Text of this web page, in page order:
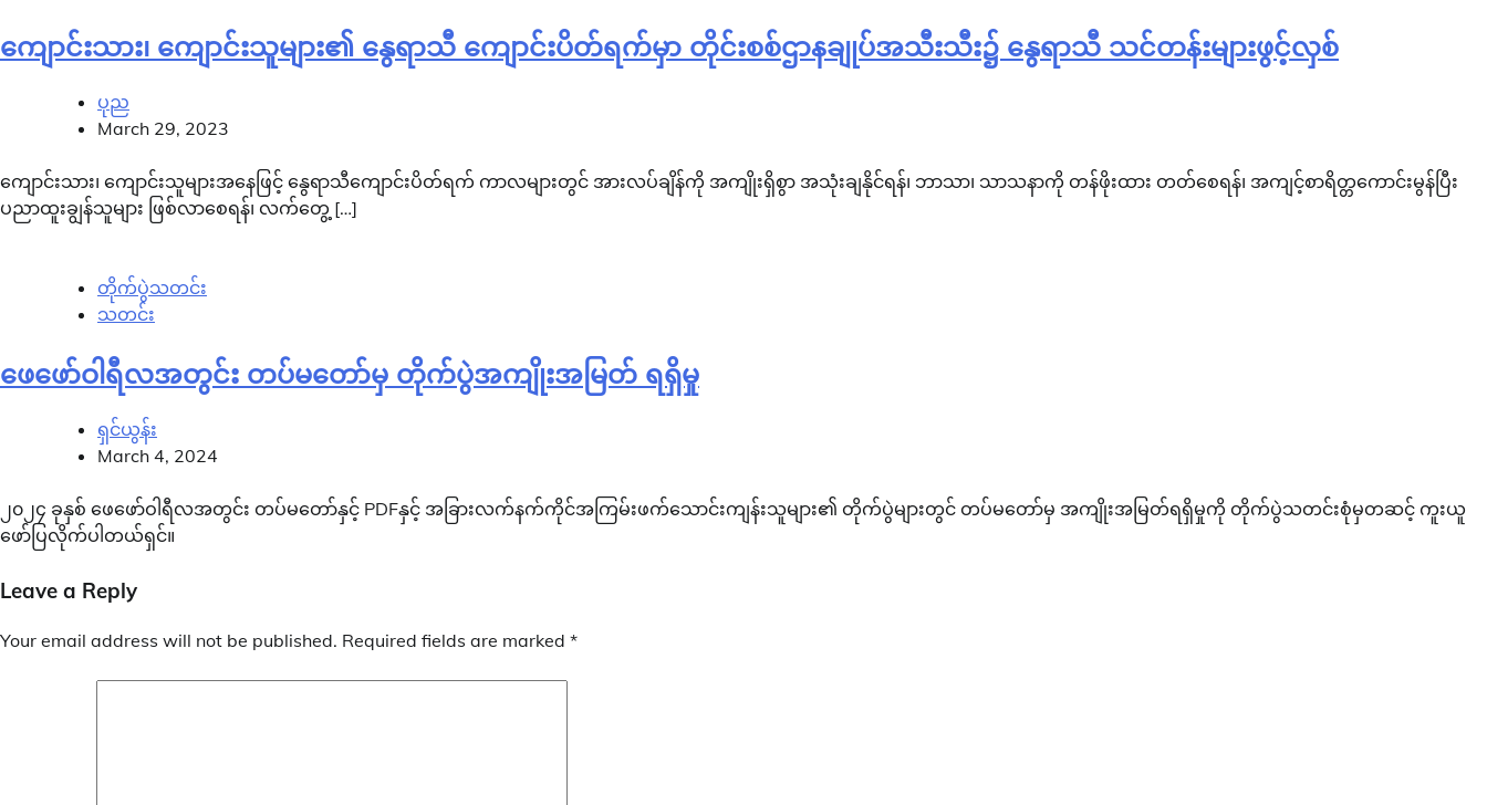
ကျောင်းသား၊ ကျောင်းသူများ၏ နွေရာသီ ကျောင်းပိတ်ရက်မှာ တိုင်းစစ်ဌာနချုပ်အသီးသီး၌ နွေရာသီ သင်တန်းများဖွင့်လှစ်
ပုည
March 29, 2023
ကျောင်းသား၊ ကျောင်းသူများအနေဖြင့် နွေရာသီကျောင်းပိတ်ရက် ကာလများတွင် အားလပ်ချိန်ကို အကျိုးရှိစွာ အသုံးချနိုင်ရန်၊ ဘာသာ၊ သာသနာကို တန်ဖိုးထား တတ်စေရန်၊ အကျင့်စာရိတ္တကောင်းမွန်ပြီး
ပညာထူးချွန်သူများ ဖြစ်လာစေရန်၊ လက်တွေ့ […]
တိုက်ပွဲသတင်း
သတင်း
ဖေဖော်ဝါရီလအတွင်း တပ်မတော်မှ တိုက်ပွဲအကျိုးအမြတ် ရရှိမှု
ရှင်ယွန်း
March 4, 2024
၂၀၂၄ ခုနှစ် ဖေဖော်ဝါရီလအတွင်း တပ်မတော်နှင့် PDFနှင့် အခြားလက်နက်ကိုင်အကြမ်းဖက်သောင်းကျန်းသူများ၏ တိုက်ပွဲများတွင် တပ်မတော်မှ အကျိုးအမြတ်ရရှိမှုကို တိုက်ပွဲသတင်းစုံမှတဆင့် ကူးယူ
ဖော်ပြလိုက်ပါတယ်ရှင်။
Leave a Reply
Your email address will not be published. Required fields are marked *